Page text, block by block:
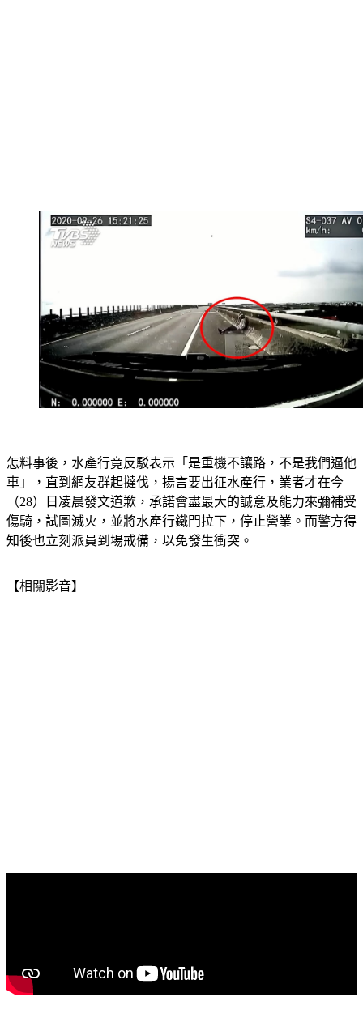
怎料事後，水產行竟反駁表示「是重機不讓路，不是我們逼他
車」，直到網友群起撻伐，揚言要出征水產行，業者才在今
（28）日凌晨發文道歉，承諾會盡最大的誠意及能力來彌補受
傷騎，試圖滅火，並將水產行鐵門拉下，停止營業。而警方得
知後也立刻派員到場戒備，以免發生衝突。
【相關影音】